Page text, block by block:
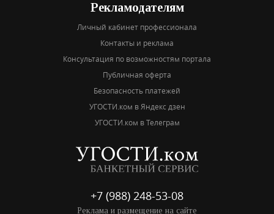
Рекламодателям
Личный кабинет профессионала
Контакты и реклама
Консультация по возможностям портала
Публичная оферта
Безопасность платежей
УГОСТИ.ком в Яндекс дзен
УГОСТИ.ком в Телеграм
+7 (988) 248-53-08
Реклама и размещение на сайте